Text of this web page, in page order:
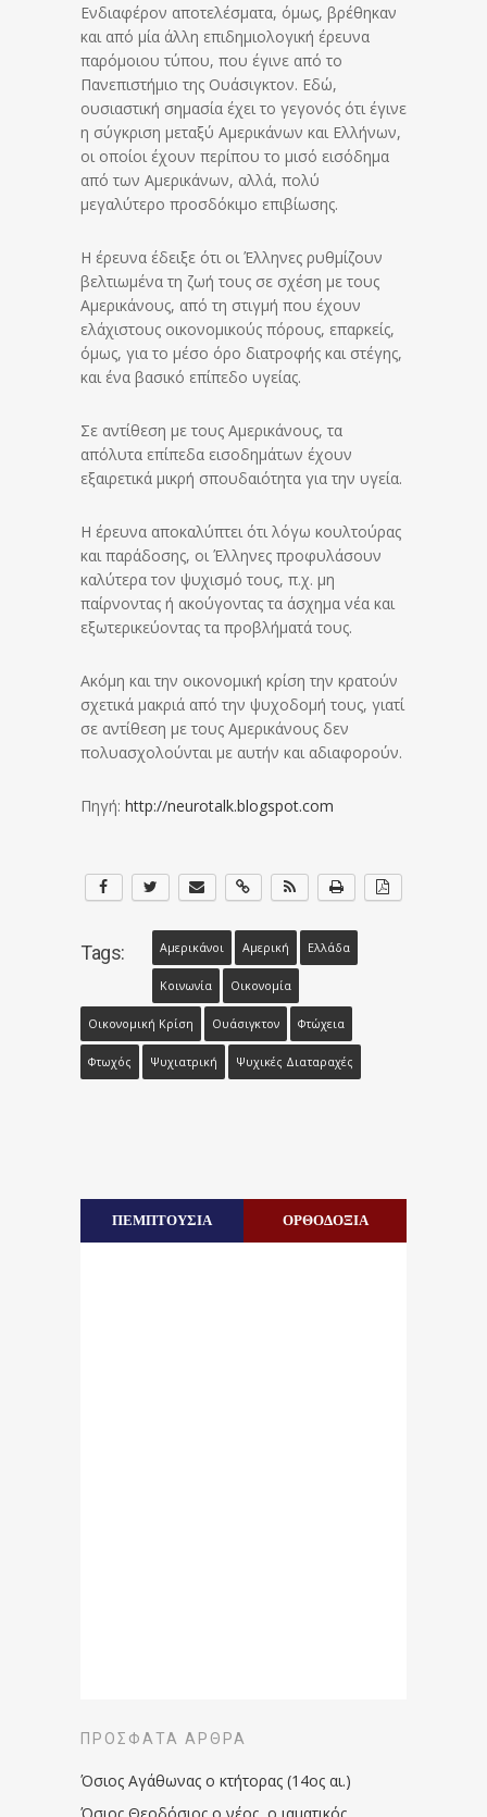
Ενδιαφέρον αποτελέσματα, όμως, βρέθηκαν
και από μία άλλη επιδημιολογική έρευνα
παρόμοιου τύπου, που έγινε από το
Πανεπιστήμιο της Ουάσιγκτον. Εδώ,
ουσιαστική σημασία έχει το γεγονός ότι έγινε
η σύγκριση μεταξύ Αμερικάνων και Ελλήνων,
οι οποίοι έχουν περίπου το μισό εισόδημα
από των Αμερικάνων, αλλά, πολύ
μεγαλύτερο προσδόκιμο επιβίωσης.
Η έρευνα έδειξε ότι οι Έλληνες ρυθμίζουν
βελτιωμένα τη ζωή τους σε σχέση με τους
Αμερικάνους, από τη στιγμή που έχουν
ελάχιστους οικονομικούς πόρους, επαρκείς,
όμως, για το μέσο όρο διατροφής και στέγης,
και ένα βασικό επίπεδο υγείας.
Σε αντίθεση με τους Αμερικάνους, τα
απόλυτα επίπεδα εισοδημάτων έχουν
εξαιρετικά μικρή σπουδαιότητα για την υγεία.
Η έρευνα αποκαλύπτει ότι λόγω κουλτούρας
και παράδοσης, οι Έλληνες προφυλάσουν
καλύτερα τον ψυχισμό τους, π.χ. μη
παίρνοντας ή ακούγοντας τα άσχημα νέα και
εξωτερικεύοντας τα προβλήματά τους.
Ακόμη και την οικονομική κρίση την κρατούν
σχετικά μακριά από την ψυχοδομή τους, γιατί
σε αντίθεση με τους Αμερικάνους δεν
πολυασχολούνται με αυτήν και αδιαφορούν.
Πηγή: http://neurotalk.blogspot.com
Tags: Αμερικάνοι Αμερική Ελλάδα
Κοινωνία Οικονομία
Οικονομική Κρίση Ουάσιγκτον Φτώχεια
Φτωχός Ψυχιατρική Ψυχικές Διαταραχές
ΠΕΜΠΤΟΥΣΙΑ ΟΡΘΟΔΟΞΙΑ
ΠΡΌΣΦΑΤΑ ΆΡΘΡΑ
Όσιος Αγάθωνας ο κτήτορας (14ος αι.)
Όσιος Θεοδόσιος ο νέος, ο ιαματικός